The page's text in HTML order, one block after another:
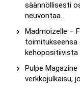
säännöllisesti
neuvontaa.
Madmoizelle –
kehopositiivista
Pulpe
verkkojulkaisu,